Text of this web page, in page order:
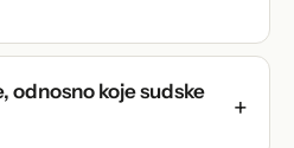
odnosno koje sudske